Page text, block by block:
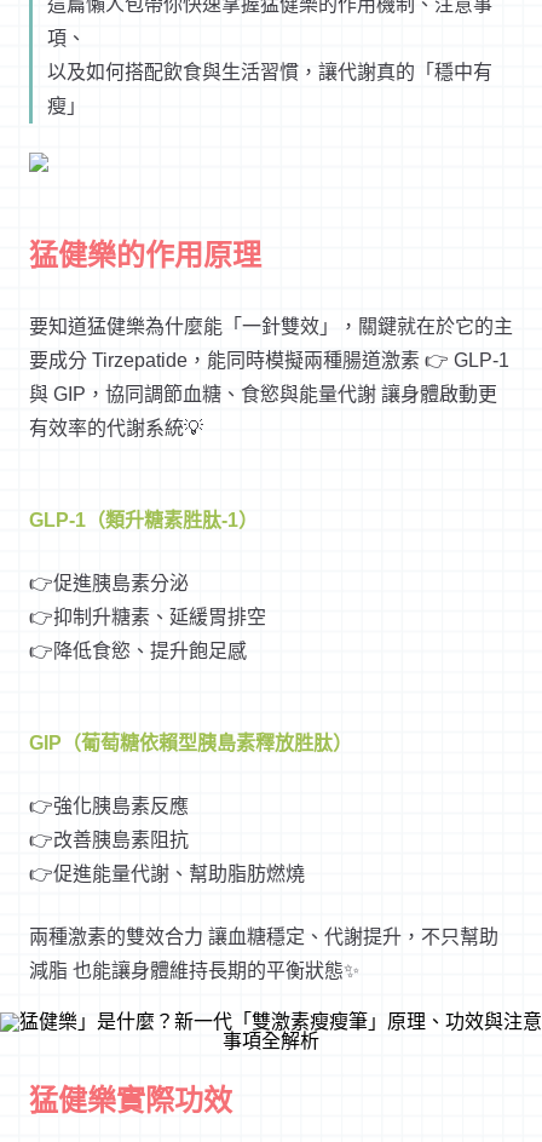
這篇懶人包帶你快速掌握猛健樂的作用機制、注意事
項、
以及如何搭配飲食與生活習慣，讓代謝真的「穩中有
瘦」
猛健樂的作用原理
要知道猛健樂為什麼能「一針雙效」，關鍵就在於它的主
要成分 Tirzepatide，能同時模擬兩種腸道激素 👉 GLP-1
與 GIP，協同調節血糖、食慾與能量代謝 讓身體啟動更
有效率的代謝系統💡
GLP-1（類升糖素胜肽-1）
👉促進胰島素分泌
👉抑制升糖素、延緩胃排空
👉降低食慾、提升飽足感
GIP（葡萄糖依賴型胰島素釋放胜肽）
👉強化胰島素反應
👉改善胰島素阻抗
👉促進能量代謝、幫助脂肪燃燒
兩種激素的雙效合力 讓血糖穩定、代謝提升，不只幫助
減脂 也能讓身體維持長期的平衡狀態✨
猛健樂實際功效